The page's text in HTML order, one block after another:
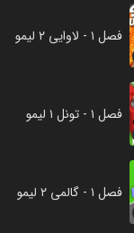
فصل ۱ - لاوایی ۲ لیمو
فصل ۱ - تونل ۱ لیمو
فصل ۱ - گالمی ۲ لیمو